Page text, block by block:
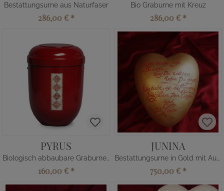
Bestattungsurne aus Naturfaser
286,00 € *
Bio Graburne mit Kreuz
286,00 € *
PYRUS
Biologisch abbaubare Graburne rot
160,00 € *
JUNINA
Bestattungsurne in Gold mit Aufschrift
750,00 € *